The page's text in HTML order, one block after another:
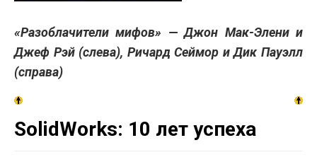
«Разоблачители мифов» — Джон Мак-Элени и
Джеф Рэй (слева), Ричард Сеймор и Дик Пауэлл
(справа)
SolidWorks: 10 лет успеха